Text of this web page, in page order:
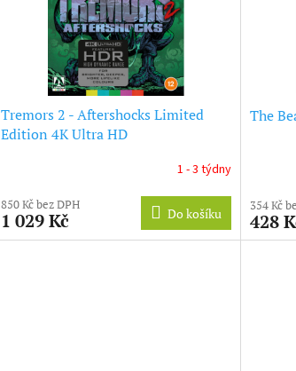
Tremors 2 - Aftershocks Limited
Edition 4K Ultra HD
1 - 3 týdny
850 Kč bez DPH
1 029 Kč Do košíku
The
354 Kč
428